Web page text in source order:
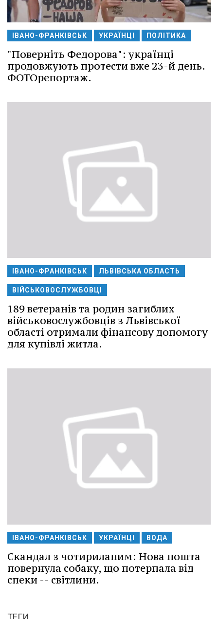
ІВАНО-ФРАНКІВСЬК УКРАЇНЦІ ПОЛІТИКА
"Поверніть Федорова": українці
продовжують протести вже 23-й день.
ФОТОрепортаж.
ІВАНО-ФРАНКІВСЬК ЛЬВІВСЬКА ОБЛАСТЬ
ВІЙСЬКОВОСЛУЖБОВЦІ
189 ветеранів та родин загиблих
військовослужбовців з Львівської
області отримали фінансову допомогу
для купівлі житла.
ІВАНО-ФРАНКІВСЬК УКРАЇНЦІ ВОДА
Скандал з чотирилапим: Нова пошта
повернула собаку, що потерпала від
спеки -- світлини.
ТЕГИ